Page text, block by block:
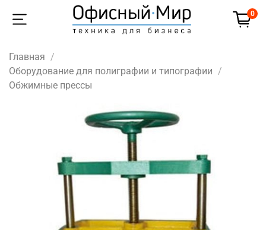
0
Главная
Оборудование для полиграфии и типографии
Обжимные прессы